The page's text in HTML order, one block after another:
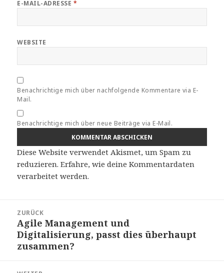
E-MAIL-ADRESSE *
WEBSITE
Benachrichtige mich über nachfolgende Kommentare via E-
Mail.
Benachrichtige mich über neue Beiträge via E-Mail.
Diese Website verwendet Akismet, um Spam zu
reduzieren.Erfahre, wie deine Kommentardaten
verarbeitet werden.
ZURÜCK
Vorheriger
Beitrag:
Agile Management und
Digitalisierung, passt dies überhaupt
zusammen?